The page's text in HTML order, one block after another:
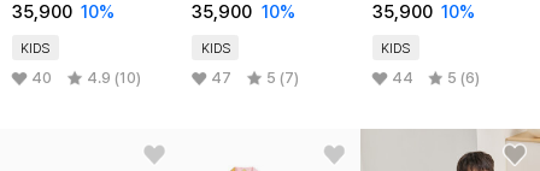
35,900 10%
KIDS
40 4.9 (10)
35,900 10%
KIDS
47 5 (7)
35,900 10%
KIDS
44 5 (6)